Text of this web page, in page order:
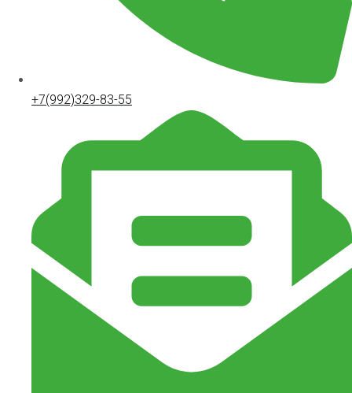
+7(992)329-83-55